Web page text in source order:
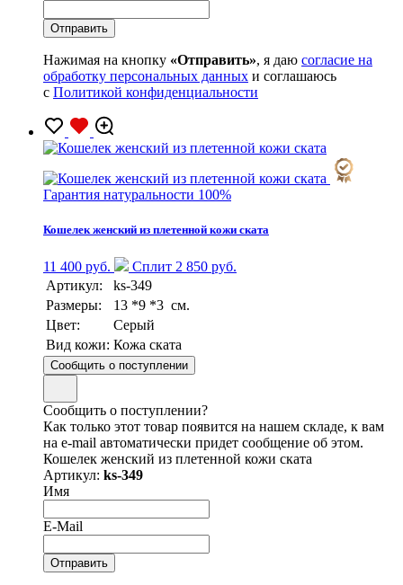
Нажимая на кнопку «Отправить», я даю согласие на
обработку персональных данных и соглашаюсь
с Политикой конфиденциальности
Гарантия натуральности 100%
Кошелек женский из плетенной кожи ската
11 400 руб.
Сплит 2 850 руб.
Артикул:
ks-349
Размеры:
13 *9 *3 см.
Цвет:
Серый
Вид кожи: Кожа ската
Сообщить о поступлении
Сообщить о поступлении?
Как только этот товар появится на нашем складе, к вам
на e-mail автоматически придет сообщение об этом.
Кошелек женский из плетенной кожи ската
Артикул: ks-349
Имя
E-Mail